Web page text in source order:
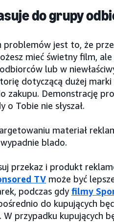
do grupy
problemów jest to, że
mieć świetny film, ale
lub w
dotyczącą dużej
zakupu. Demonstrację
o Tobie nie słyszał.
materiał
blado.
przekaz i produkt
TV może być
podczas gdyfilmy
do kupujących
przypadku kupujących